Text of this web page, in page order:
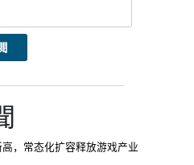
，常态化扩容释放游戏产业